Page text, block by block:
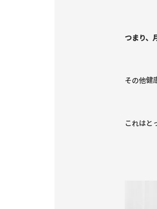
つまり、
その他健
これはと